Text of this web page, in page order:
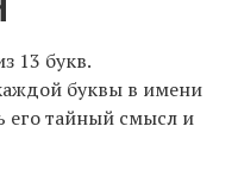
13 букв.
буквы в имени
его тайный смысл и